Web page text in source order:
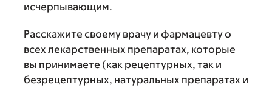
исчерпывающим.
Расскажите своему врачу и фармацевту о
всех лекарственных препаратах, которые
вы принимаете (как рецептурных, так и
безрецептурных, натуральных препаратах и